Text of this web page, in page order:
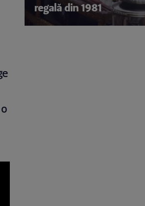
regală din 1981